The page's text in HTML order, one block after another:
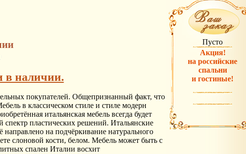
в наличии.
покупателей. Общепризнанный факт, что
в классическом стиле и стиле модерн
итальянская мебель всегда будет
пластических решений. Итальянские
на подчёркивание натурального
слоновой кости, белом. Мебель может быть с
спален Италии восхит
Пусто
Акция!
на российские
спальни
и гостиные!